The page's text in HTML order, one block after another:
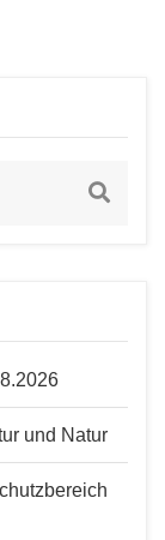
und Natur